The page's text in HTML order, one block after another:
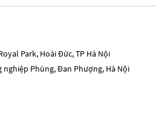
Park, Hoài Đức, TP Hà Nội
nghiệp Phùng, Đan Phượng, Hà Nội